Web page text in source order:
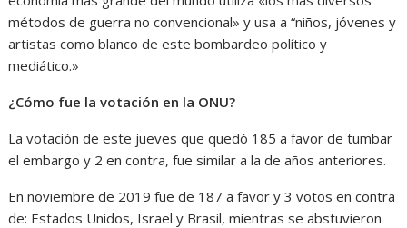
métodos de guerra no convencional» y usa a “niños, jóvenes y
artistas como blanco de este bombardeo político y
mediático.»
¿Cómo fue la votación en la ONU?
La votación de este jueves que quedó 185 a favor de tumbar
el embargo y 2 en contra, fue similar a la de años anteriores.
En noviembre de 2019 fue de 187 a favor y 3 votos en contra
de: Estados Unidos, Israel y Brasil, mientras se abstuvieron